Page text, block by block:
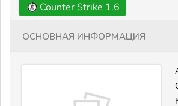
Counter Strike 1.6
Основная информация